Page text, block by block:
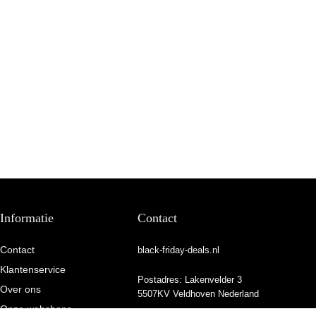
Informatie
Contact
Klantenservice
Over ons
Onze webshops
Contact
black-friday-deals.nl
Postadres: Lakenvelder 3
5507KV Veldhoven Nederland